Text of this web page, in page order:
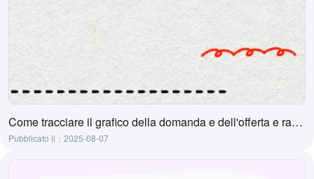
Come tracciare il grafico della domanda e dell'offerta e raccomandazioni di strumenti
Pubblicato il：2025-08-07